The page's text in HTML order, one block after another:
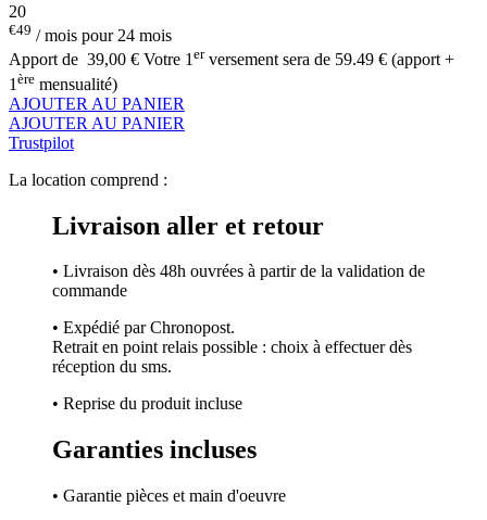
20
€49 / mois pour 24 mois
Apport de 39,00 € Votre 1 erversement sera de 59.49 € (apport +
1 ère mensualité)
AJOUTER AU PANIER
AJOUTER AU PANIER
Trustpilot
La location comprend :
Livraison aller et retour
• Livraison dès 48h ouvrées à partir de la validation de
commande
• Expédié par Chronopost.
Retrait en point relais possible : choix à effectuer dès
réception du sms.
• Reprise du produit incluse
Garanties incluses
• Garantie pièces et main d'oeuvre